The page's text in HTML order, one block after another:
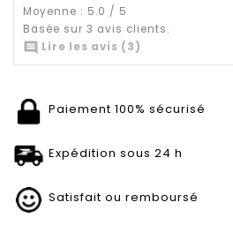
Moyenne : 5.0 / 5
Basée sur 3 avis clients.
 Lire les avis (3)
Paiement 100% sécurisé
Expédition sous 24 h
Satisfait ou remboursé